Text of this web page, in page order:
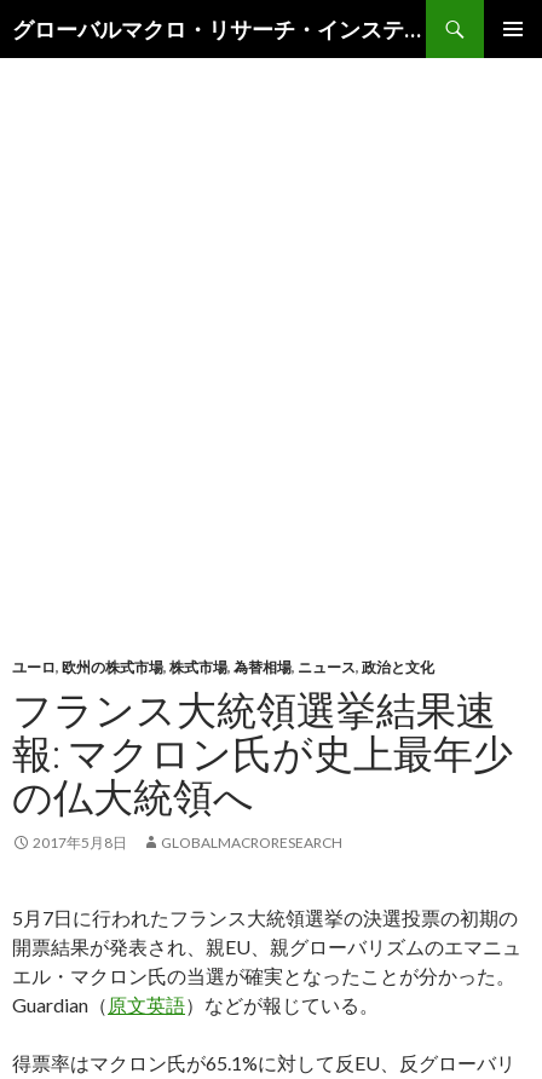
グローバルマクロ・リサーチ・インスティテュート
索
ユーロ, 欧州の株式市場, 株式市場, 為替相場, ニュース, 政治と文化
フランス大統領選挙結果速
報: マクロン氏が史上最年少
の仏大統領へ
2017年5月8日 GLOBALMACRORESEARCH
5月7日に行われたフランス大統領選挙の決選投票の初期の
開票結果が発表され、親EU、親グローバリズムのエマニュ
エル・マクロン氏の当選が確実となったことが分かった。
Guardian（ 原文英語）などが報じている。
得票率はマクロン氏が65.1%に対して反EU、反グローバリ